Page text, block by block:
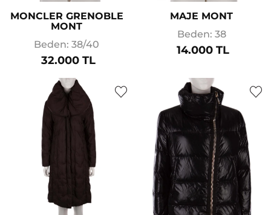
MONCLER GRENOBLE
MONT
Beden: 38/40
32.000 TL
MAJE MONT
Beden: 38
14.000 TL